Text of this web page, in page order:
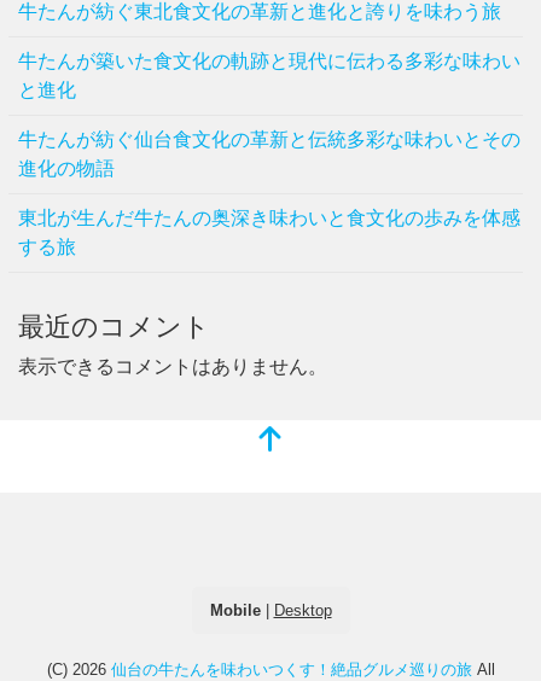
牛たんが紡ぐ東北食文化の革新と進化と誇りを味わう旅
牛たんが築いた食文化の軌跡と現代に伝わる多彩な味わい
と進化
牛たんが紡ぐ仙台食文化の革新と伝統多彩な味わいとその
進化の物語
東北が生んだ牛たんの奥深き味わいと食文化の歩みを体感
する旅
最近のコメント
表示できるコメントはありません。
Mobile| Desktop
(C) 2026 仙台の牛たんを味わいつくす！絶品グルメ巡りの旅All